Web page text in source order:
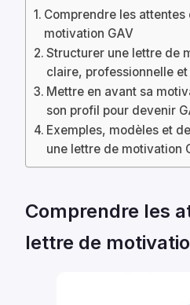
Comprendre les attentes
motivation GAV
Structurer une lettre de
claire, professionnelle
Mettre en avant sa
son profil pour devenir
Exemples, modèles et
une lettre de motivation
Comprendre les
lettre de